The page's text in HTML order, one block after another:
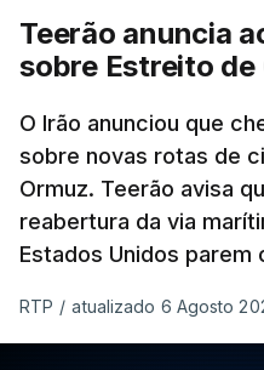
Teerão anuncia
sobre Estreito de
O Irão anunciou que
sobre novas rotas de
Ormuz. Teerão avisa
reabertura da via
Estados Unidos parem
RTP / atualizado 6 Agosto